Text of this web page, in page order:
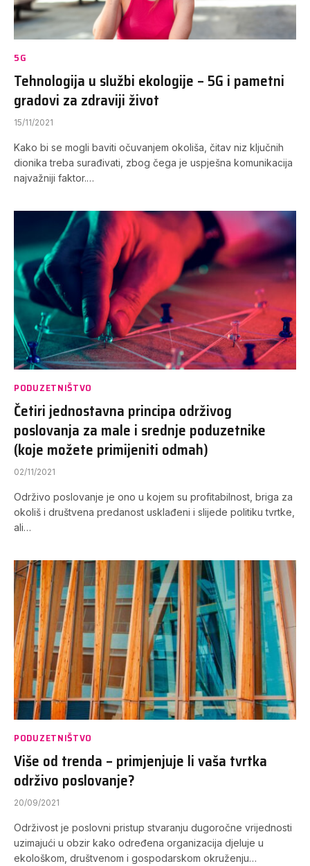
5G
Tehnologija u službi ekologije – 5G i pametni
gradovi za zdraviji život
15/11/2021
Kako bi se mogli baviti očuvanjem okoliša, čitav niz ključnih
dionika treba surađivati, zbog čega je uspješna komunikacija
najvažniji faktor.…
PODUZETNIŠTVO
Četiri jednostavna principa održivog
poslovanja za male i srednje poduzetnike
(koje možete primijeniti odmah)
02/11/2021
Održivo poslovanje je ono u kojem su profitabilnost, briga za
okoliš i društvena predanost usklađeni i slijede politiku tvrtke,
ali…
PODUZETNIŠTVO
Više od trenda – primjenjuje li vaša tvrtka
održivo poslovanje?
20/09/2021
Održivost je poslovni pristup stvaranju dugoročne vrijednosti
uzimajući u obzir kako određena organizacija djeluje u
ekološkom, društvenom i gospodarskom okruženju…